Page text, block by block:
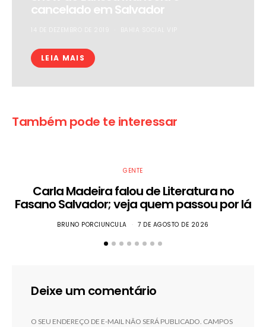
cancelado em Salvador
LEIA MAIS
Também pode te interessar
GENTE
Carla Madeira falou de Literatura no
Fasano Salvador; veja quem passou por lá
BRUNO PORCIUNCULA 7 DE AGOSTO DE 2026
Deixe um comentário
O SEU ENDEREÇO DE E-MAIL NÃO SERÁ PUBLICADO. CAMPOS